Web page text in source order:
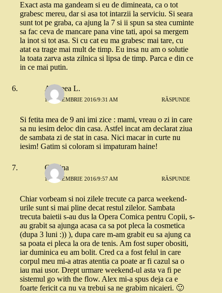
Exact asta ma gandeam si eu de dimineata, ca o tot
grabesc mereu, dar si asa tot intarzii la serviciu. Si seara
sunt tot pe graba, ca ajung la 7 si ii spun sa stea cuminte
sa fac ceva de mancare pana vine tati, apoi sa mergem
la inot si tot asa. Si cu cat eu ma grabesc mai tare, cu
atat ea trage mai mult de timp. Eu insa nu am o solutie
la toata zarva asta zilnica si lipsa de timp. Parca e din ce
in ce mai putin.
Andreea L.
11 NOIEMBRIE 2016/9:31 AM RĂSPUNDE
Si fetita mea de 9 ani imi zice : mami, vreau o zi in care
sa nu iesim deloc din casa. Astfel incat am declarat ziua
de sambata zi de stat in casa. Nici macar in curte nu
iesim! Gatim si coloram si impaturam haine!
Cristina
11 NOIEMBRIE 2016/9:57 AM RĂSPUNDE
Chiar vorbeam si noi zilele trecute ca parca weekend-
urile sunt si mai pline decat restul zilelor. Sambata
trecuta baietii s-au dus la Opera Comica pentru Copii, s-
au grabit sa ajunga acasa ca sa pot pleca la cosmetica
(dupa 3 luni :)) ), dupa care m-am grabit eu sa ajung ca
sa poata ei pleca la ora de tenis. Am fost super obositi,
iar duminica eu am bolit. Cred ca a fost felul in care
corpul meu mi-a atras atentia ca poate ar fi cazul sa o
iau mai usor. Drept urmare weekend-ul asta va fi pe
sistemul go with the flow. Alex mi-a spus deja ca e
foarte fericit ca nu va trebui sa ne grabim nicaieri. 🙂